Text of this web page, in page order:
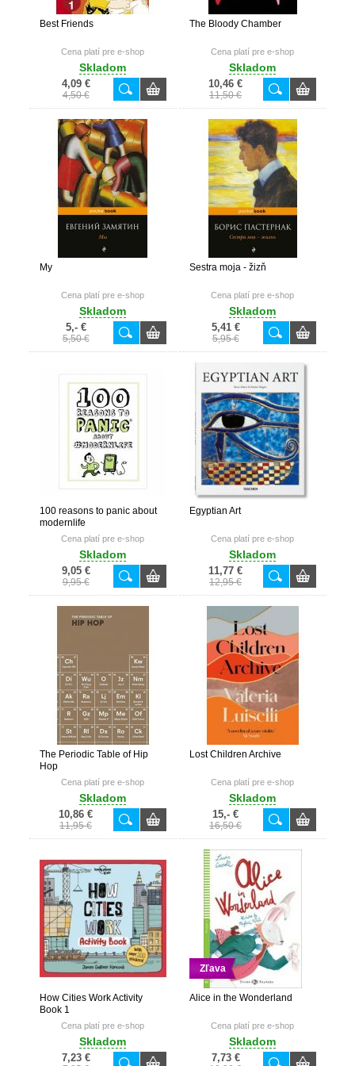
Best Friends
Cena platí pre e-shop
Skladom
4,09 €
4,50 €
The Bloody Chamber
Cena platí pre e-shop
Skladom
10,46 €
11,50 €
My
Cena platí pre e-shop
Skladom
5,- €
5,50 €
Sestra moja - žizň
Cena platí pre e-shop
Skladom
5,41 €
5,95 €
100 reasons to panic about
modernlife
Cena platí pre e-shop
Skladom
9,05 €
9,95 €
Egyptian Art
Cena platí pre e-shop
Skladom
11,77 €
12,95 €
The Periodic Table of Hip
Hop
Cena platí pre e-shop
Skladom
10,86 €
11,95 €
Lost Children Archive
Cena platí pre e-shop
Skladom
15,- €
16,50 €
How Cities Work Activity
Book 1
Cena platí pre e-shop
Skladom
7,23 €
Zľava
Alice in the Wonderland
Cena platí pre e-shop
Skladom
7,73 €